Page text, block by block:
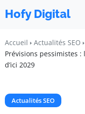
Hofy Digital
Accueil
Actualités SEO
Prévisions pessimistes
d’ici 2029
Actualités SEO